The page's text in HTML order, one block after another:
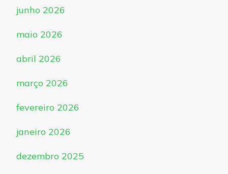
junho 2026
maio 2026
abril 2026
março 2026
fevereiro 2026
janeiro 2026
dezembro 2025